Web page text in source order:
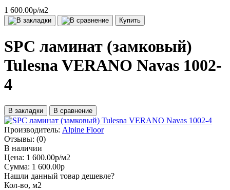
1 600.00р/м2
Купить
SPC ламинат (замковый)
Tulesna VERANO Navas 1002-
4
В закладки В сравнение
Производитель: Alpine Floor
Отзывы: (0)
В наличии
Цена: 1 600.00р/м2
Сумма: 1 600.00р
Нашли данный товар дешевле?
Кол-во, м2